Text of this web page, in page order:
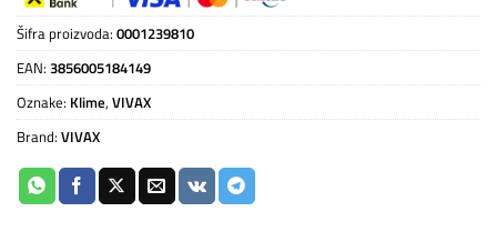
Šifra proizvoda: 0001239810
EAN: 3856005184149
Oznake: Klime, VIVAX
Brand: VIVAX